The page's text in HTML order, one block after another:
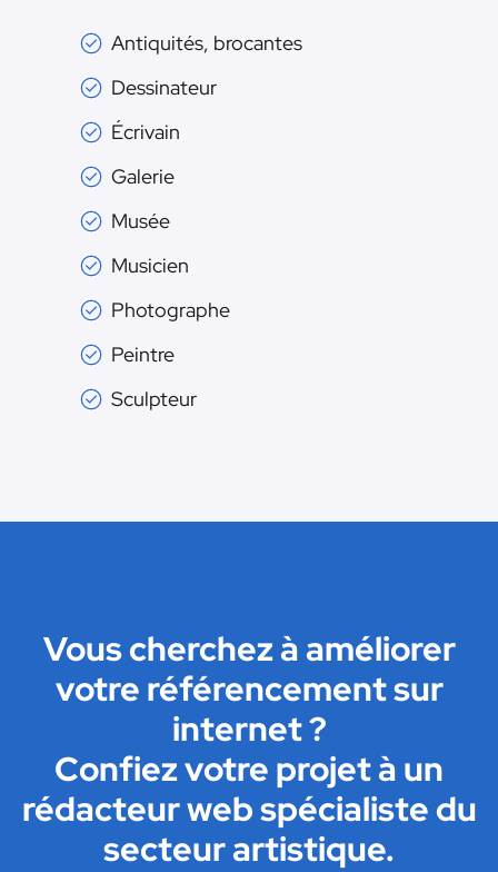
Antiquités, brocantes
Dessinateur
Écrivain
Galerie
Musée
Musicien
Photographe
Peintre
Sculpteur
Vous cherchez à améliorer
votre référencement sur
internet ?
Confiez votre projet à un
rédacteur web spécialiste du
secteur artistique.